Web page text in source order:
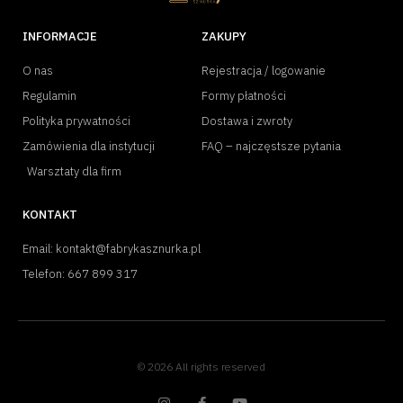
INFORMACJE
O nas
Regulamin
Polityka prywatności
Zamówienia dla instytucji
Warsztaty dla firm
ZAKUPY
Rejestracja / logowanie
Formy płatności
Dostawa i zwroty
FAQ – najczęstsze pytania
KONTAKT
Email: kontakt@fabrykasznurka.pl
Telefon: 667 899 317
© 2026 All rights reserved